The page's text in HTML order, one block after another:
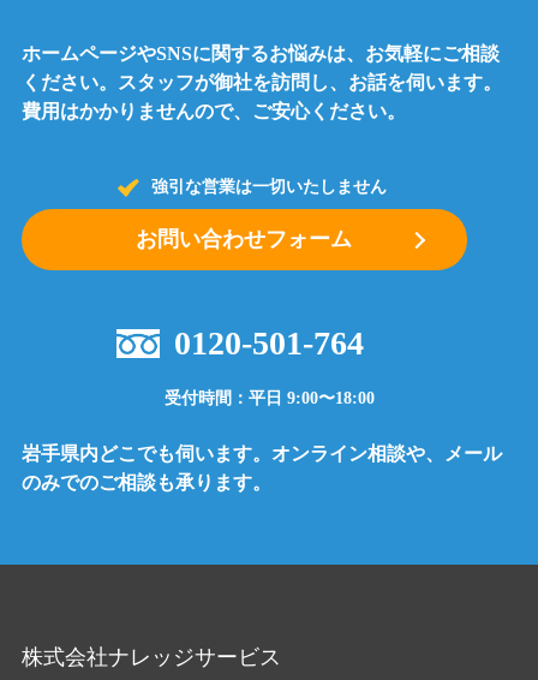
ホームページやSNSに関するお悩みは、お気軽にご相談
ください。
スタッフが御社を訪問し、お話を伺います。
費用はかかりませんので、ご安心ください。
強引な営業は一切いたしません
お問い合わせフォーム
0120-501-764
受付時間：平日 9:00〜18:00
岩手県内どこでも伺います。オンライン相談や、メール
のみでのご相談も承ります。
株式会社ナレッジサービス